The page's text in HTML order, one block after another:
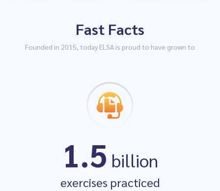
#1
Fast Facts
Founded in 2015, today ELSA is proud to have grown to
1.5 billion
exercises practiced